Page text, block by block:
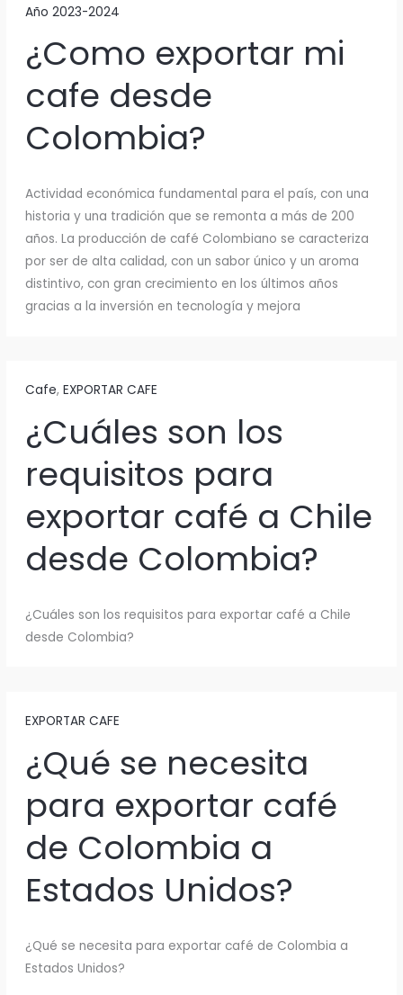
Año 2023-2024
¿Como exportar mi
cafe desde
Colombia?
Actividad económica fundamental para el país, con una
historia y una tradición que se remonta a más de 200
años. La producción de café Colombiano se caracteriza
por ser de alta calidad, con un sabor único y un aroma
distintivo, con gran crecimiento en los últimos años
gracias a la inversión en tecnología y mejora
Cafe, EXPORTAR CAFE
¿Cuáles son los
requisitos para
exportar café a Chile
desde Colombia?
¿Cuáles son los requisitos para exportar café a Chile
desde Colombia?
EXPORTAR CAFE
¿Qué se necesita
para exportar café
de Colombia a
Estados Unidos?
¿Qué se necesita para exportar café de Colombia a
Estados Unidos?